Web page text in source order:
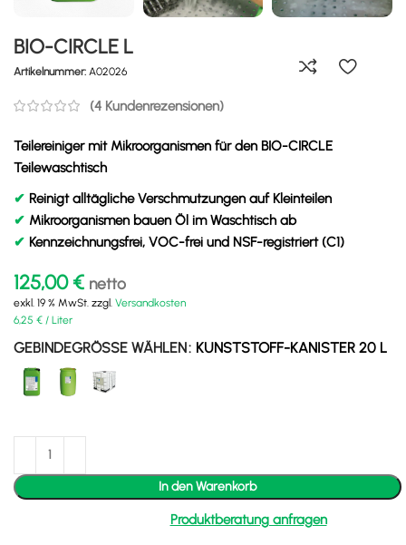
BIO-CIRCLE L
Artikelnummer: A02026
(4 Kundenrezensionen)
Teilereiniger mit Mikroorganismen für den BIO-CIRCLE
Teilewaschtisch
✔ Reinigt alltägliche Verschmutzungen auf Kleinteilen
✔ Mikroorganismen bauen Öl im Waschtisch ab
✔ Kennzeichnungsfrei, VOC-frei und NSF-registriert (C1)
125,00€ netto
exkl. 19 % MwSt. zzgl. Versandkosten
6,25 € / Liter
GEBINDEGRÖSSE WÄHLEN KUNSTSTOFF-KANISTER 20 L
In den Warenkorb
Produktberatung anfragen